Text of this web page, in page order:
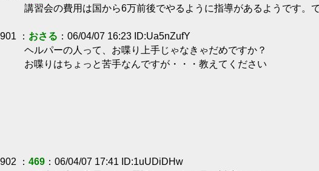
講習会の費用は国から6万前後でやるように指導があるようです。
901 ： おさる ：06/04/07 16:23 ID:Ua5nZufY
ヘルパーの人って、お喋り上手じゃなきゃだめですか？
お喋りはちょっと苦手なんですが・・・教えてください
902 ： 469 ：06/04/07 17:41 ID:1uUDiDHw